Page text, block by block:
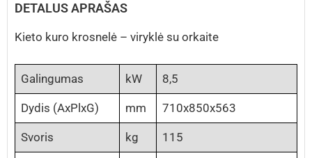
DETALUS APRAŠAS
Kieto kuro krosnelė – viryklė su orkaite
Galingumas kW 8,5
Dydis (AxPlxG) mm 710x850x563
Svoris kg 115